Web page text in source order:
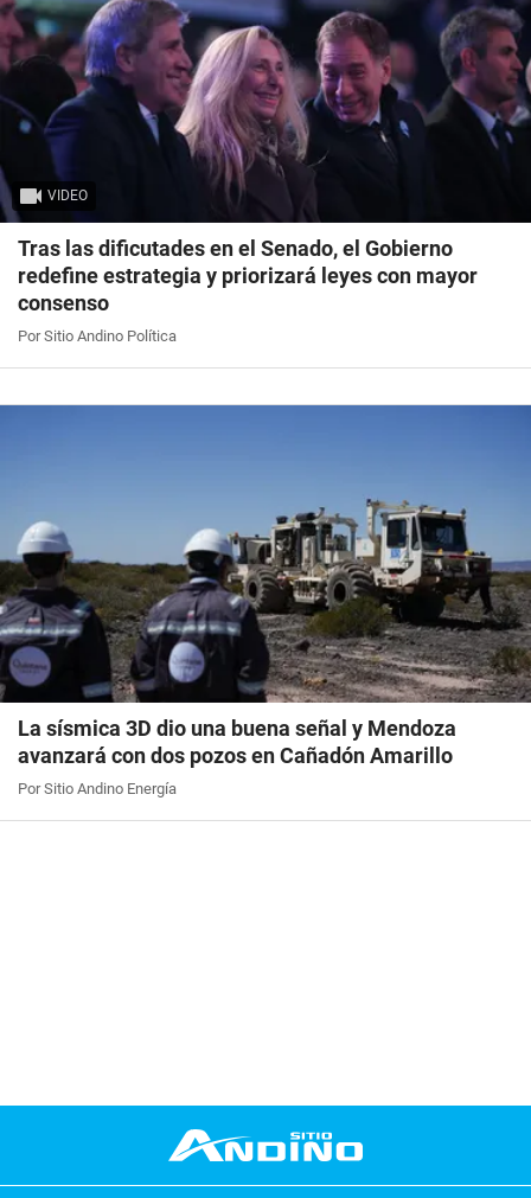
VIDEO
Tras las dificutades en el Senado, el Gobierno
redefine estrategia y priorizará leyes con mayor
consenso
Por Sitio Andino Política
La sísmica 3D dio una buena señal y Mendoza
avanzará con dos pozos en Cañadón Amarillo
Por Sitio Andino Energía